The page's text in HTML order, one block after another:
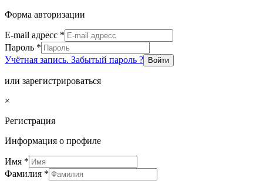
Форма авторизации
E-mail адресс *
Пароль *
Учётная запись. Забытый пароль ?
Войти
или зарегистрироваться
×
Регистрация
Информация о профиле
Имя *
Фамилия *